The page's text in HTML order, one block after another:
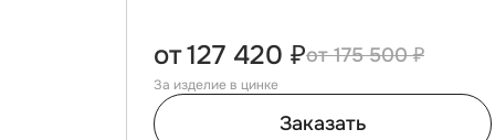
175 500 ₽
от127 420 ₽
За изделие в цинке
Заказать